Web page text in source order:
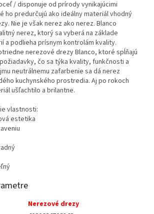
/ disponuje od prírody vynikajúcimi
ho predurčujú ako ideálny materiál vhodný
Nie je však nerez ako nerez. Blanco
nerez, ktorý sa vyberá na základe
a podlieha prísnym kontrolám kvality.
nerezové drezy Blanco, ktoré spĺňajú
čo sa týka kvality, funkčnosti a
neutrálnemu zafarbenie sa dá nerez
kuchynského prostredia. Aj po rokoch
ušľachtilo a brilantne.
vlastnosti:
estetika
Nerezové drezy